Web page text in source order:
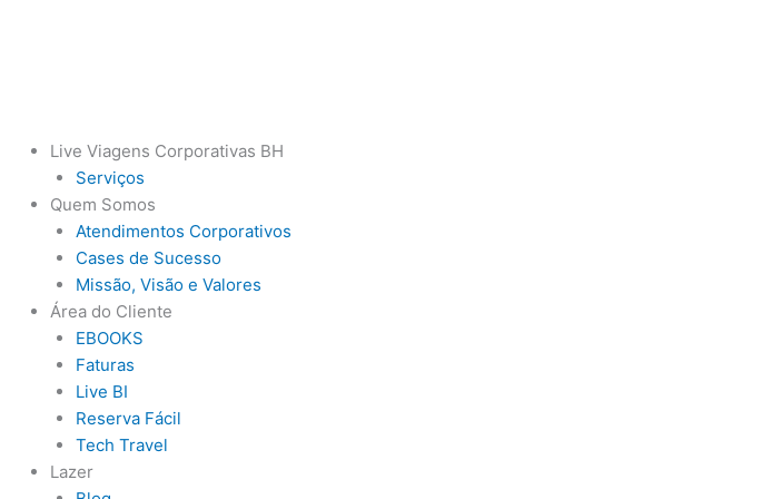
Live Viagens Corporativas BH
Serviços
Quem Somos
Atendimentos Corporativos
Cases de Sucesso
Missão, Visão e Valores
Área do Cliente
EBOOKS
Faturas
Live BI
Reserva Fácil
Tech Travel
Lazer